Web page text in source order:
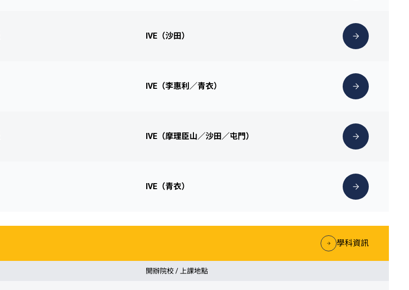
IVE（沙田）
IVE（李惠利／青衣）
IVE（摩理臣山／沙田／屯門）
IVE（青衣）
學科資訊
開辦院校 / 上課地點